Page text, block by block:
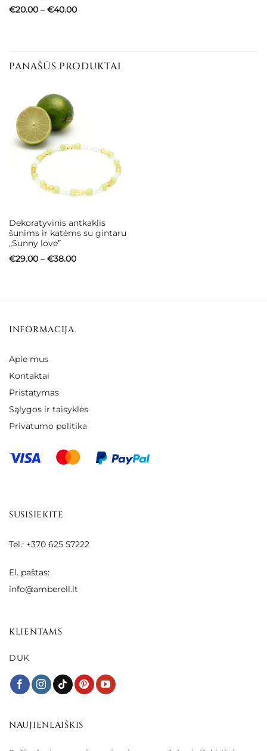
€20.00 – €40.00Price
PANAŠŪS PRODUKTAI
Dekoratyvinis antkaklis
šunims ir katėms su gintaru
„Sunny love”
€29.00 – €38.00Price
INFORMACIJA
Apie mus
Kontaktai
Pristatymas
Sąlygos ir taisyklės
Privatumo politika
SUSISIEKITE
Tel.: +370 625 57222
El. paštas:
info@amberell.lt
KLIENTAMS
DUK
NAUJIENLAIŠKIS